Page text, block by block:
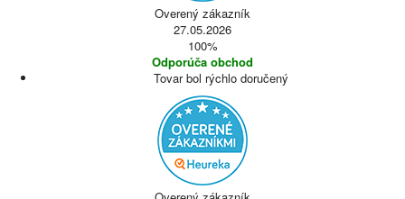
Overený zákazník
27.05.2026
100%
Odporúča obchod
Tovar bol rýchlo doručený